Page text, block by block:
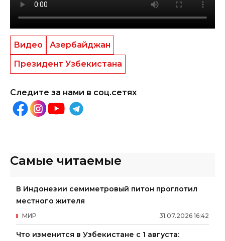
Видео
Азербайджан
Президент Узбекистана
Следите за нами в соц.сетях
Самые читаемые
В Индонезии семиметровый питон проглотил
местного жителя
31.07.2026 16:42
МИР
Что изменится в Узбекистане с 1 августа: